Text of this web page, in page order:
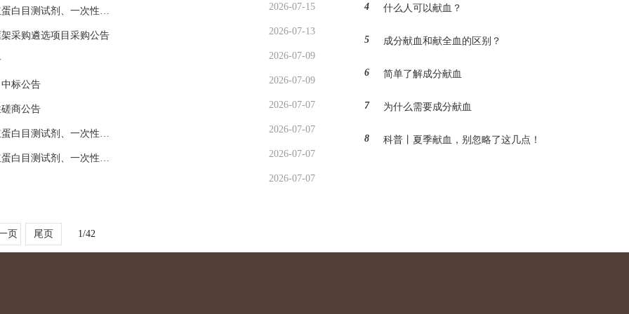
河南省红十字血液中心血细胞分析用溶血剂、血红蛋白目测试剂、一次性末梢采血器采购项目（二包三次）单一来源成交结果公告 2026-07-15
采购遴选项目采购公告 2026-07-13
2026-07-09
标公告 2026-07-09
商公告 2026-07-07
河南省红十字血液中心血细胞分析用溶血剂、血红蛋白目测试剂、一次性末梢采血器采购项目（二包三次）单一来源采购公告 2026-07-07
河南省红十字血液中心血细胞分析用溶血剂、血红蛋白目测试剂、一次性末梢采血器采购项目（三包二次）成交公告 2026-07-07
2026-07-07
页 尾页 1/42
4 什么人可以献血？
5 成分献血和献全血的区别？
6 简单了解成分献血
7 为什么需要成分献血
8 科普丨夏季献血，别忽略了这几点！